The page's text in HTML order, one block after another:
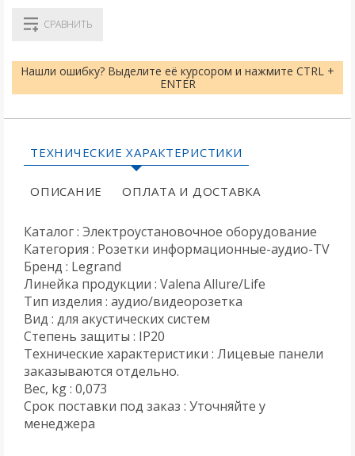
СРАВНИТЬ
Нашли ошибку? Выделите её курсором и нажмите CTRL +
ENTER
ТЕХНИЧЕСКИЕ ХАРАКТЕРИСТИКИ
ОПИСАНИЕ ОПЛАТА И ДОСТАВКА
Каталог : Электроустановочное оборудование
Категория : Розетки информационные-аудио-TV
Бренд : Legrand
Линейка продукции : Valena Allure/Life
Тип изделия : аудио/видеорозетка
Вид : для акустических систем
Степень защиты : IP20
Технические характеристики : Лицевые панели
заказываются отдельно.
Вес, kg : 0,073
Срок поставки под заказ : Уточняйте у
менеджера